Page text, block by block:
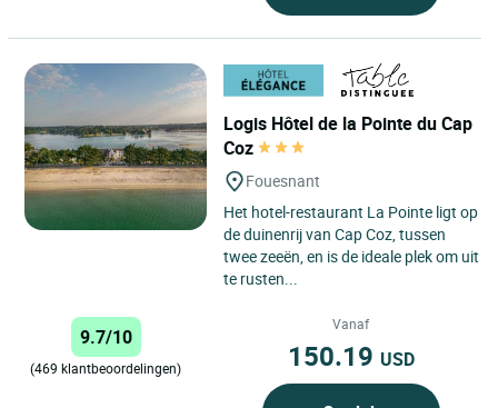
Logis Hôtel de la Pointe du Cap
Coz
Fouesnant
Het hotel-restaurant La Pointe ligt op
de duinenrij van Cap Coz, tussen
twee zeeën, en is de ideale plek om uit
te rusten...
9.7/10
(469 klantbeoordelingen)
Vanaf
150.19 USD